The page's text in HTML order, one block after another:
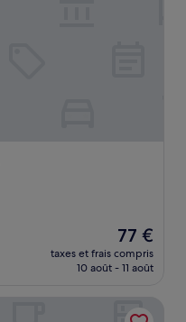
Le
nouveau
prix
de
77 €
77 €
taxes et frais compris
10 août - 11 août